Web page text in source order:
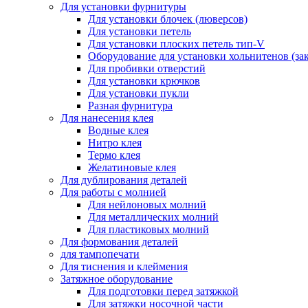
Для установки фурнитуры
Для установки блочек (люверсов)
Для установки петель
Для установки плоских петель тип-V
Оборудование для установки хольнитенов
Для пробивки отверстий
Для установки крючков
Для установки пукли
Разная фурнитура
Для нанесения клея
Водные клея
Нитро клея
Термо клея
Желатиновые клея
Для дублирования деталей
Для работы с молнией
Для нейлоновых молний
Для металлических молний
Для пластиковых молний
Для формования деталей
для тампопечати
Для тиснения и клеймения
Затяжное оборудование
Для подготовки перед затяжкой
Для затяжки носочной части